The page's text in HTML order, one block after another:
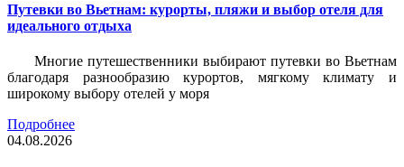
Путевки во Вьетнам: курорты, пляжи и выбор отеля для
идеального отдыха
Многие путешественники выбирают путевки во Вьетнам
благодаря разнообразию курортов, мягкому климату и
широкому выбору отелей у моря
Подробнее
04.08.2026